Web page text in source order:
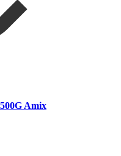
Amix